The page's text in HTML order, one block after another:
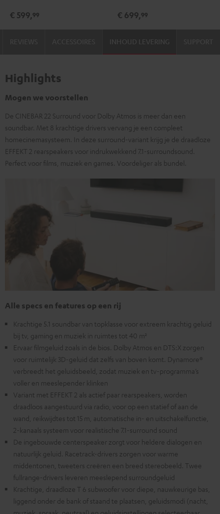
"5.1-"5.1-
€ 599,99
Dolby
Atmos
5.1-
Set
Dolby
Atmos
5.1-
Set
€ 699,99
INHOUD LEVERING
Highlights
Mogen we voorstellen
De CINEBAR 22 Surround voor Dolby Atmos is meer dan een
soundbar. Met 8 krachtige drivers vervang je een compleet
homecinemasysteem. In deze surround-variant krijg je de draadloze
EFFEKT 2 rearspeakers voor indrukwekkend 7.1-surroundsound.
Perfect voor films, muziek en games. Voordeliger als bundel.
Alle specs en features op een rij
Krachtige 5.1 soundbar van topklasse voor extreem krachtig geluid
bij tv, gaming en muziek in ruimtes tot 40 m²
Ervaar filmgeluid zoals in de bios. Dolby Atmos en DTS:X zorgen
voor ruimtelijk 3D-geluid dat zelfs van boven komt. Dynamore®
verbreedt het geluidsbeeld, zodat muziek en tv-programma’s
voller en meeslepender klinken
Variant met EFFEKT 2 als actief paar rearspeakers, worden
draadloos aangestuurd via radio, voor op een statief of aan de
wand, reikwijdtes tot 15 m, automatische in- en uitschakelfunctie,
2-kanaals systeem voor realistische 7.1-surround sound
De ingebouwde centerspeaker zorgt voor heldere dialogen en
natuurlijk geluid. Racetrack-drivers zorgen voor warme
middentonen, tweeters creëren een breed stereobeeld. Twee
fullrange-drivers leveren meeslepend surroundgeluid
Krachtige, draadloze T 6 subwoofer voor diepe, nauwkeurige bas,
liggend onder de bank of staand te plaatsen, geluidsmodi (nacht,